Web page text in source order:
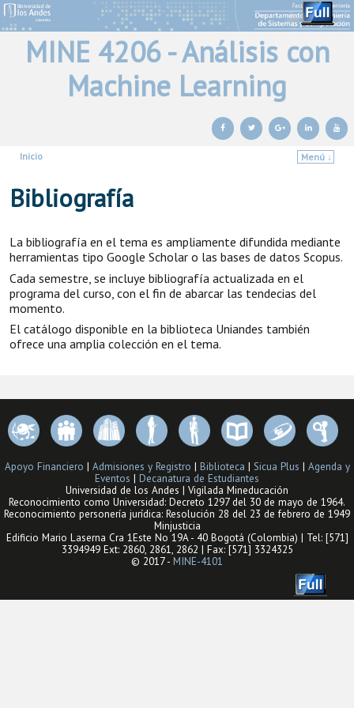
MINE 4206 - Análisis con
Machine Learning
Inicio
Menú ↓
Bibliografía
La bibliografía en el tema es ampliamente difundida mediante
herramientas tipo Google Scholar o las bases de datos Scopus.
Cada semestre, se incluye bibliografía actualizada en el
programa del curso, con el fin de abarcar las tendecias del
momento.
El catálogo disponible en la biblioteca Uniandes también
ofrece una amplia colección en el tema.
Apoyo Financiero | Admisiones y Registro | Biblioteca | Sicua Plus | Agenda y
Eventos | Decanatura de Estudiantes
Universidad de los Andes | Vigilada Mineducación
Reconocimiento como Universidad: Decreto 1297 del 30 de mayo de 1964.
Reconocimiento personería jurídica: Resolución 28 del 23 de febrero de 1949
Minjusticia
Edificio Mario Laserna Cra 1Este No 19A - 40 Bogotá (Colombia) | Tel: [571]
3394949 Ext: 2860, 2861, 2862 | Fax: [571] 3324325
© 2017 - MINE-4101